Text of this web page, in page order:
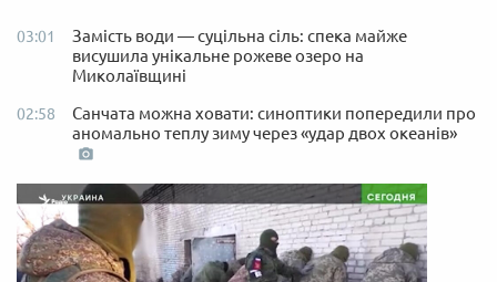
03:01
Замість води — суцільна сіль: спека майже
висушила унікальне рожеве озеро на
Миколаївщині
02:58
Санчата можна ховати: синоптики попередили про
аномально теплу зиму через «удар двох океанів»